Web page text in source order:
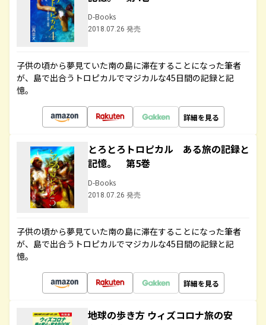
D-Books
2018.07.26 発売
子供の頃から夢見ていた南の島に滞在することになった筆者
が、島で出合うトロピカルでマジカルな45日間の記録と記
憶。
詳細を見る
とろとろトロピカル ある旅の記録と
記憶。 第5巻
D-Books
2018.07.26 発売
子供の頃から夢見ていた南の島に滞在することになった筆者
が、島で出合うトロピカルでマジカルな45日間の記録と記
憶。
詳細を見る
地球の歩き方 ウィズコロナ旅の安